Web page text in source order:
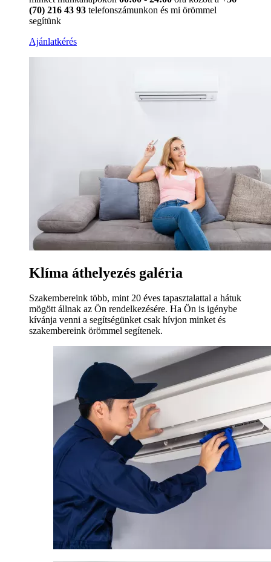
(70) 216 43 93 telefonszámunkon és mi örömmel
segítünk
Ajánlatkérés
Klíma áthelyezés galéria
Szakembereink több, mint 20 éves tapasztalattal a hátuk
mögött állnak az Ön rendelkezésére. Ha Ön is igénybe
kívánja venni a segítségünket csak hívjon minket és
szakembereink örömmel segítenek.